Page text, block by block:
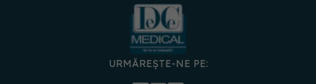
URMĂREȘTE-NE PE: